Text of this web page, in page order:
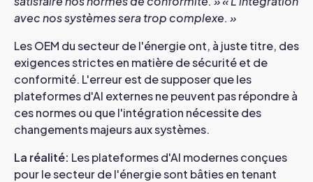
avec nos systèmes sera trop complexe. »
Les OEM du secteur de l'énergie ont, à juste titre, des
exigences strictes en matière de sécurité et de
conformité. L'erreur est de supposer que les
plateformes d'AI externes ne peuvent pas répondre à
ces normes ou que l'intégration nécessite des
changements majeurs aux systèmes.
La réalité: Les plateformes d'AI modernes conçues
pour le secteur de l'énergie sont bâties en tenant